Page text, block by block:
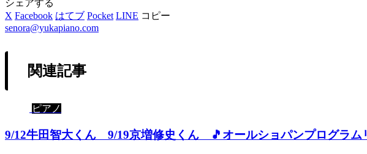
シェアする
X Facebook はてブ Pocket LINE コピー
senora@yukapiano.com
関連記事
ピアノ
9/12牛田智大くん 9/19京増修史くん 🎵オールショパンプログラム